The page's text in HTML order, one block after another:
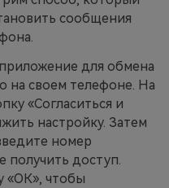
сообщения
приложение для обмена
на своем телефоне. На
«Согласиться и
настройку. Затем
номер
получить доступ.
«ОК», чтобы